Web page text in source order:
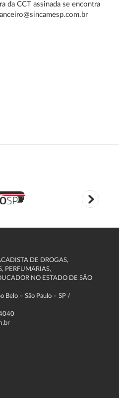
da CCT assinada se encontra
DE DROGAS,
PERFUMARIAS,
NO ESTADO DE SÃO
Belo – São Paulo – SP /